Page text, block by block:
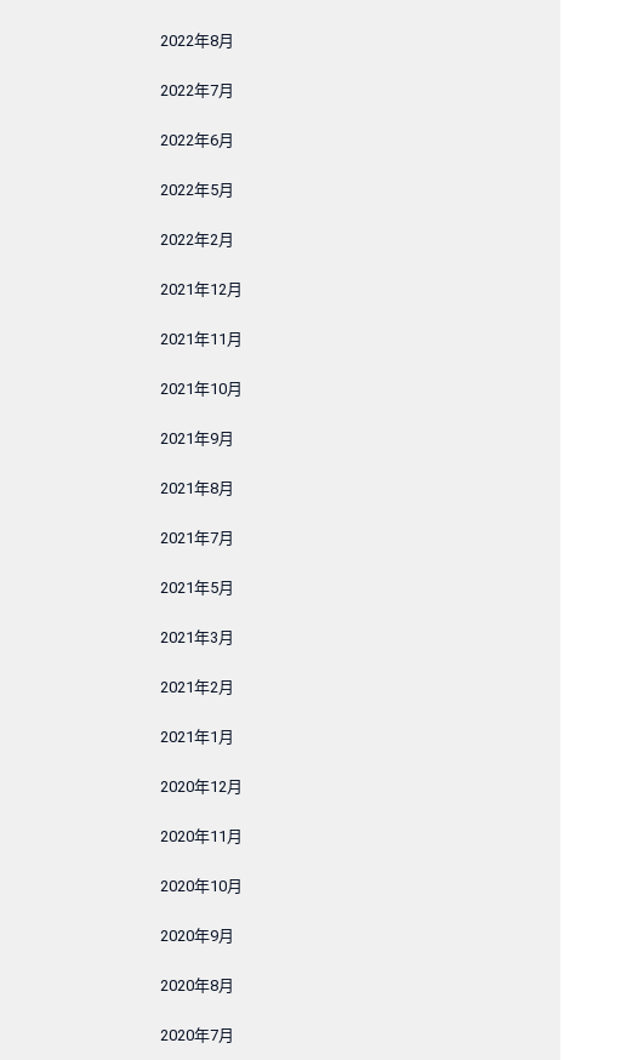
2022年8月
2022年7月
2022年6月
2022年5月
2022年2月
2021年12月
2021年11月
2021年10月
2021年9月
2021年8月
2021年7月
2021年5月
2021年3月
2021年2月
2021年1月
2020年12月
2020年11月
2020年10月
2020年9月
2020年8月
2020年7月